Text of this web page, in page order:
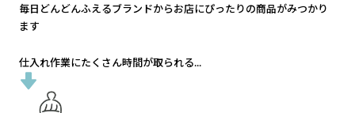
毎日どんどんふえるブランドからお店にぴったりの商品がみつかり
ます
仕入れ作業にたくさん時間が取られる...